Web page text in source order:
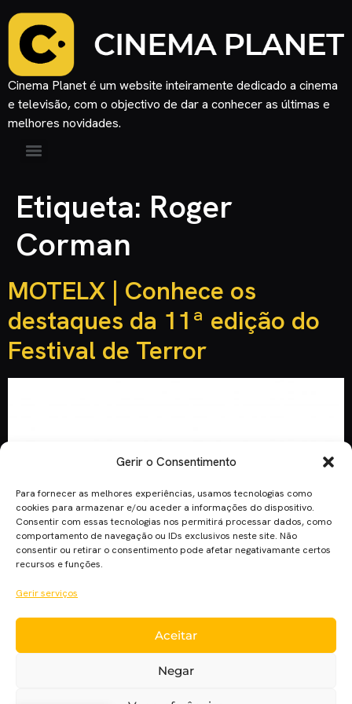
Gerir o Consentimento
Para fornecer as melhores experiências, usamos tecnologias como
cookies para armazenar e/ou aceder a informações do dispositivo.
Consentir com essas tecnologias nos permitirá processar dados, como
comportamento de navegação ou IDs exclusivos neste site. Não
consentir ou retirar o consentimento pode afetar negativamante certos
recursos e funções.
Gerir serviços
Aceitar
Negar
Cinema Planet é um website inteiramente dedicado a cinema
e televisão, com o objectivo de dar a conhecer as últimas e
melhores novidades.
Etiqueta: Roger
Corman
MOTELX | Conhece os
destaques da 11ª edição do
Festival de Terror
Entre 5 e 10 de Setembro Lisboa vai render-se de novo ao
TERROR. Com a GRANDE presença de Alejandro
Jodorowsky e Roger Corman, o MOTELX terá filmes,